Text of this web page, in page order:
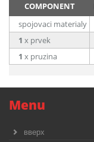
COMPONENT
spojovaci materialy
1 x prvek
1 x pruzina
Menu
вверх